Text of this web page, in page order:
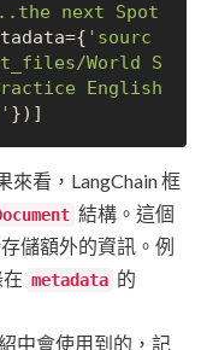
next Spot
'sourc
World S
English
來看，LangChain 框
結構。這個
儲額外的資訊。例
metadata 的
中會使用到的，記